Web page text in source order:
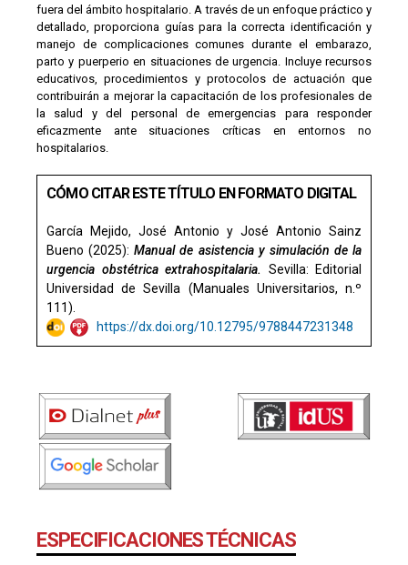
fuera del ámbito hospitalario. A través de un enfoque práctico y
detallado, proporciona guías para la correcta identificación y
manejo de complicaciones comunes durante el embarazo,
parto y puerperio en situaciones de urgencia. Incluye recursos
educativos, procedimientos y protocolos de actuación que
contribuirán a mejorar la capacitación de los profesionales de
la salud y del personal de emergencias para responder
eficazmente ante situaciones críticas en entornos no
hospitalarios.
CÓMO CITAR ESTE TÍTULO EN FORMATO DIGITAL
García Mejido, José Antonio y José Antonio Sainz
Bueno (2025):Manual de asistencia y simulación de la
urgencia obstétrica extrahospitalaria. Sevilla: Editorial
Universidad de Sevilla (Manuales Universitarios, n.º
111).
https://dx.doi.org/10.12795/9788447231348
ESPECIFICACIONES TÉCNICAS